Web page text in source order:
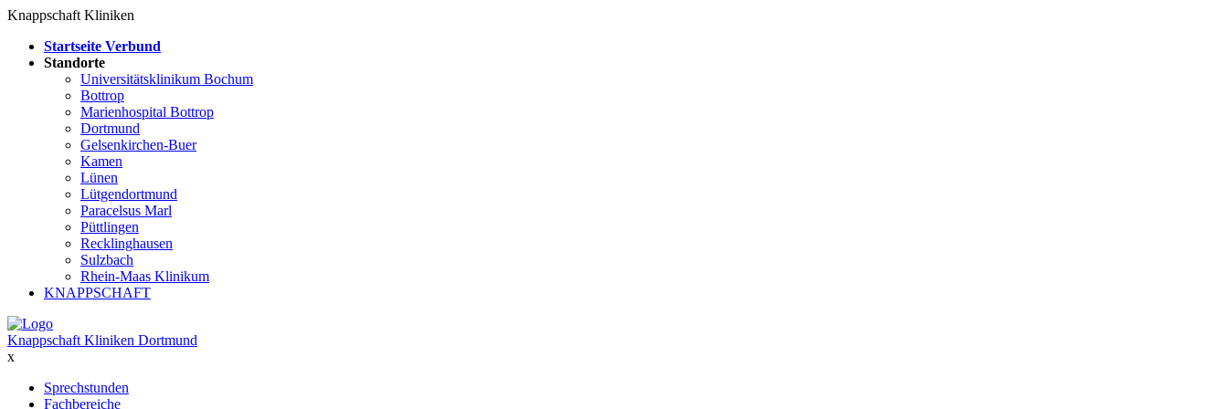
Knappschaft Kliniken
Startseite Verbund
Standorte
Universitätsklinikum Bochum
Bottrop
Marienhospital Bottrop
Dortmund
Gelsenkirchen-Buer
Kamen
Lünen
Lütgendortmund
Paracelsus Marl
Püttlingen
Recklinghausen
Sulzbach
Rhein-Maas Klinikum
KNAPPSCHAFT
Knappschaft Kliniken Dortmund
x
Sprechstunden
Fachbereiche